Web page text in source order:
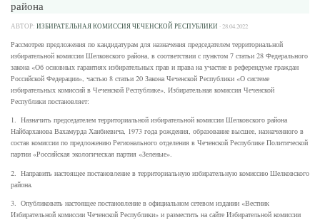
района
АВТОР: ИЗБИРАТЕЛЬНАЯ КОМИССИЯ ЧЕЧЕНСКОЙ РЕСПУБЛИКИ ·28.04.2022
Рассмотрев предложения по кандидатурам для назначения председателем территориальной
избирательной комиссии Шелковского района, в соответствии с пунктом 7 статьи 28 Федерального
закона «Об основных гарантиях избирательных прав и права на участие в референдуме граждан
Российской Федерации», частью 8 статьи 20 Закона Чеченской Республики «О системе
избирательных комиссий в Чеченской Республике», Избирательная комиссия Чеченской
Республики постановляет:
1. Назначить председателем территориальной избирательной комиссии Шелковского района
Найбарханова Вахамурда Ханбиевича, 1973 года рождения, образование высшее, назначенного в
состав комиссии по предложению Регионального отделения в Чеченской Республике Политической
партии «Российская экологическая партия «Зеленые».
2. Направить настоящее постановление в территориальную избирательную комиссию Шелковского
района.
3. Опубликовать настоящее постановление в официальном сетевом издании «Вестник
Избирательной комиссии Чеченской Республики» и разместить на сайте Избирательной комиссии